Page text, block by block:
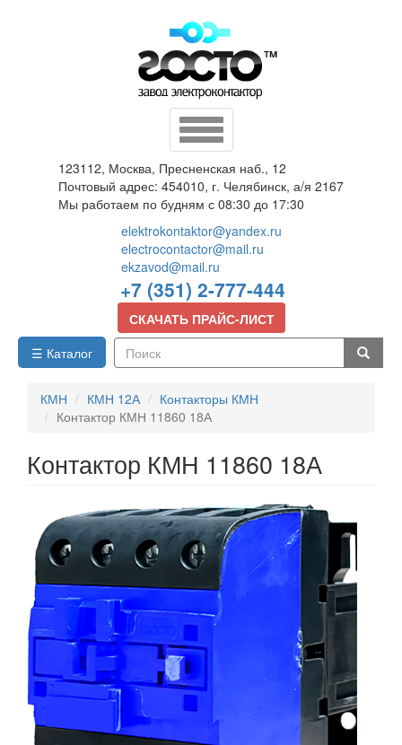
Toggle
navigation
123112, Москва, Пресненская наб., 12
Почтовый адрес: 454010, г. Челябинск, а/я 2167
Мы работаем по будням с 08:30 до 17:30
elektrokontaktor@yandex.ru
electrocontactor@mail.ru
ekzavod@mail.ru
+7 (351) 2-777-444
СКАЧАТЬ ПРАЙС-ЛИСТ
☰ Каталог
КМН
КМН 12А
Контакторы КМН
Контактор КМН 11860 18А
Контактор КМН 11860 18А